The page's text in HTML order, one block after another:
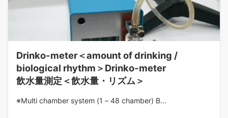
Drinko-meter＜amount of drinking /
biological rhythm＞Drinko-meter
飲水量測定＜飲水量・リズム＞
※Multi chamber system (1 – 48 chamber) B...